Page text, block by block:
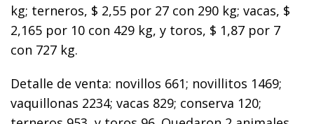
kg; terneros, $ 2,55 por 27 con 290 kg; vacas, $
2,165 por 10 con 429 kg, y toros, $ 1,87 por 7
con 727 kg.
Detalle de venta: novillos 661; novillitos 1469;
vaquillonas 2234; vacas 829; conserva 120;